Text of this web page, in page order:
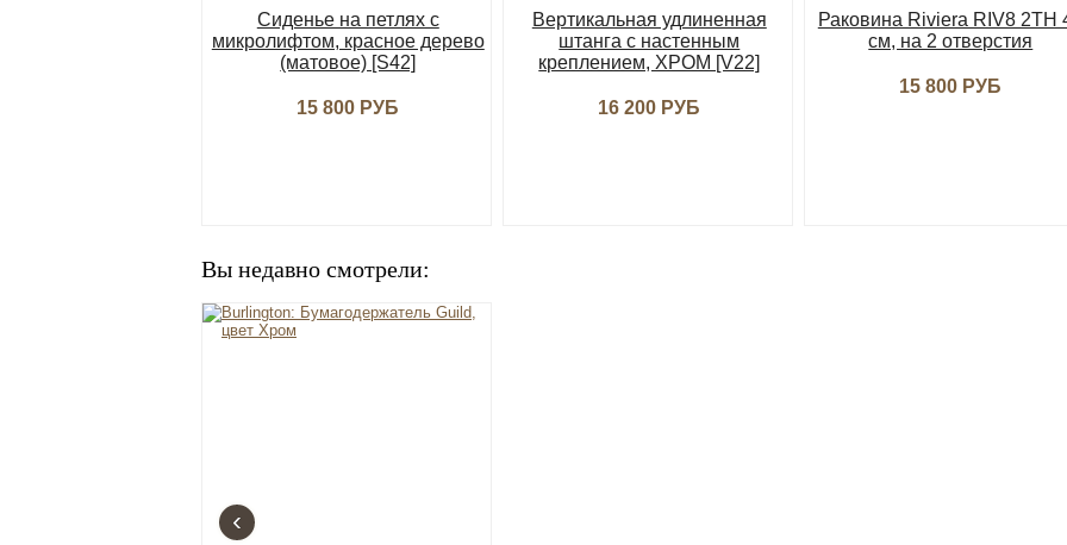
Сиденье на петлях с
микролифтом, красное дерево
(матовое) [S42]
15 800 РУБ
Вертикальная удлиненная
штанга с настенным
креплением, ХРОМ [V22]
16 200 РУБ
Раковина Riviera RIV8 2TH
см, на 2 отверстия
15 800 РУБ
Вы недавно смотрели:
‹